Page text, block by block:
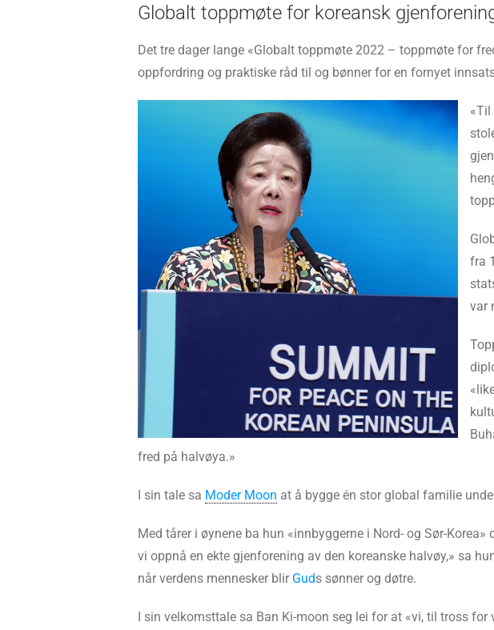
Globalt toppmøte for koreansk
Det tre dager lange «Globalt toppmøte 2022 – toppmøte for
oppfordring og praktiske råd til og bønner for en fornyet
«Til
fra
var
fred på halvøya.»
I sin tale sa Moder Moon at å bygge én stor global familie
Med tårer i øynene ba hun «innbyggerne i Nord- og Sør-
vi oppnå en ekte gjenforening av den koreanske halvøy,» sa
når verdens mennesker blir Guds sønner og døtre.
I sin velkomsttale sa Ban Ki-moon seg lei for at «vi, til tross